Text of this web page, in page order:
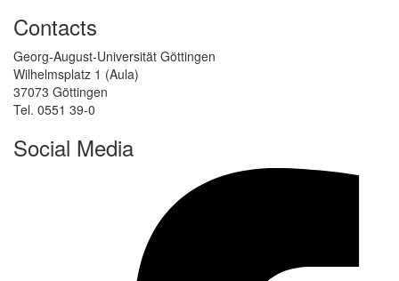
Contacts
Georg-August-Universität Göttingen
Wilhelmsplatz 1 (Aula)
37073 Göttingen
Tel. 0551 39-0
Social Media